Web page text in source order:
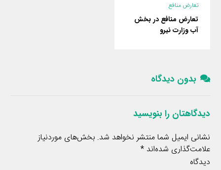
تعارض منافع
تعارض منافع در بخش
آب وزارت نیرو
بدون دیدگاه
دیدگاهتان را بنویسید
نشانی ایمیل شما منتشر نخواهد شد. بخش‌های موردنیاز
علامت‌گذاری شده‌اند*
دیدگاه